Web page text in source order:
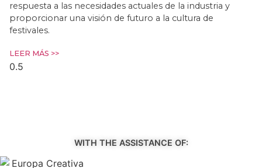
respuesta a las necesidades actuales de la industria y
proporcionar una visión de futuro a la cultura de
festivales.
LEER MÁS >>
WITH THE ASSISTANCE OF: